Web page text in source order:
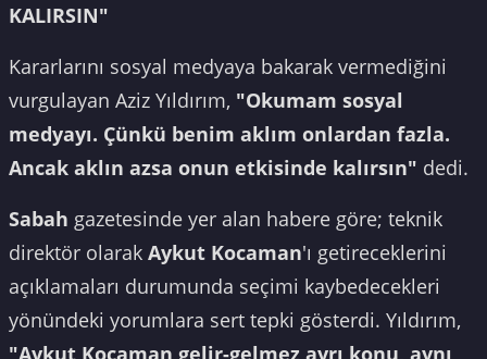
KALIRSIN"
Kararlarını sosyal medyaya bakarak vermediğini
vurgulayan Aziz Yıldırım, "Okumam sosyal
medyayı. Çünkü benim aklım onlardan fazla.
Ancak aklın azsa onun etkisinde kalırsın" dedi.
Sabah gazetesinde yer alan habere göre; teknik
direktör olarak Aykut Kocaman'ı getireceklerini
açıklamaları durumunda seçimi kaybedecekleri
yönündeki yorumlara sert tepki gösterdi. Yıldırım,
"Aykut Kocaman gelir-gelmez ayrı konu, aynı